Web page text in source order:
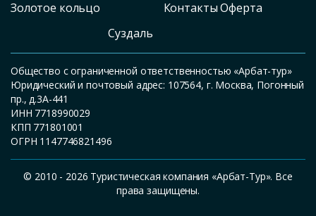
Золотое кольцо
Суздаль
Контакты Оферта
Общество с ограниченной ответственностью «Арбат-тур»
Юридический и почтовый адрес: 107564, г. Москва, Погонный
пр., д.3А-441
ИНН 7718990029
КПП 771801001
ОГРН 1147746821496
© 2010 - 2026 Туристическая компания «Арбат-Тур». Все
права защищены.